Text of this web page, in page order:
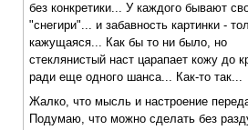
без конкретики... У каждого бывают
"снегири"... и забавность картинки -
кажущаяся... Как бы то ни было, но
стеклянистый наст царапает кожу до
ради еще одного шанса... Как-то так...
Жалко, что мысль и настроение
Подумаю, что можно сделать без